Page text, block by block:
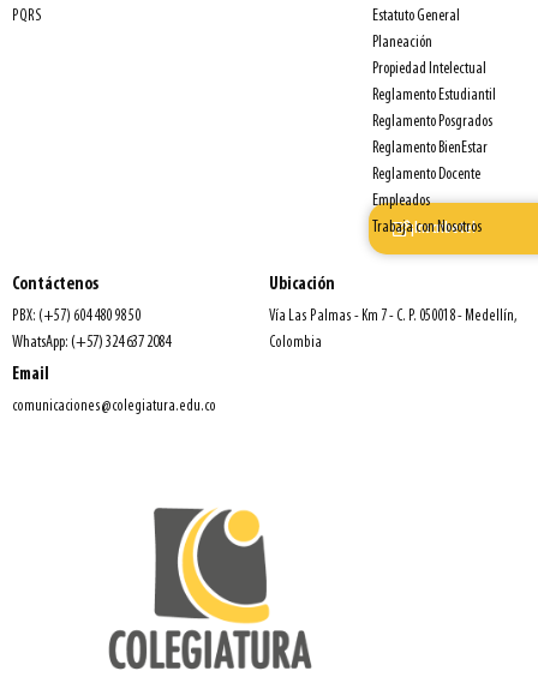
¡Inscríbete!
PQRS
Estatuto General
Planeación
Propiedad Intelectual
Reglamento Estudiantil
Reglamento Posgrados
Reglamento BienEstar
Reglamento Docente
Empleados
Trabaja con Nosotros
Contáctenos
PBX: (+57) 604 480 98 50
WhatsApp: (+57) 324 637 2084
Email
comunicaciones@colegiatura.edu.co
Ubicación
Vía Las Palmas - Km 7 - C. P. 050018 - Medellín,
Colombia